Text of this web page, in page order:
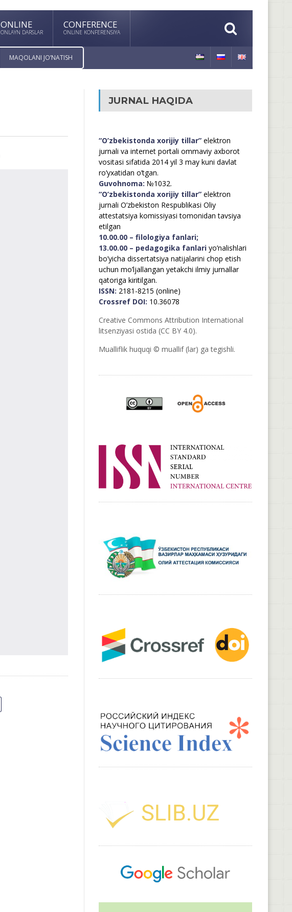
ONLINE
ONLAYN DARSLAR
CONFERENCE
ONLINE KONFERENSIYA
MAQOLANI JO’NATISH
JURNAL HAQIDA
“O’zbekistonda xorijiy tillar”elektron
jurnali va internet portali ommaviy axborot
vositasi sifatida 2014 yil 3 may kuni davlat
ro’yxatidan o’tgan.
Guvohnoma: №1032.
“O’zbekistonda xorijiy tillar”elektron
jurnali O’zbekiston Respublikasi Oliy
attestatsiya komissiyasi tomonidan tavsiya
etilgan
10.00.00 – filologiya fanlari;
13.00.00 – pedagogika fanlariyo’nalishlari
bo’yicha dissertatsiya natijalarini chop etish
uchun mo’ljallangan yetakchi ilmiy jurnallar
qatoriga kiritilgan.
ISSN: 2181-8215 (online)
Crossref DOI: 10.36078
Creative Commons Attribution International
litsenziyasi ostida (CC BY 4.0).
Mualliflik huquqi © muallif (lar) ga tegishli.